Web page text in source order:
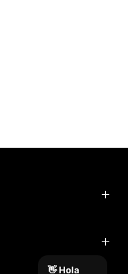
👋 Hola